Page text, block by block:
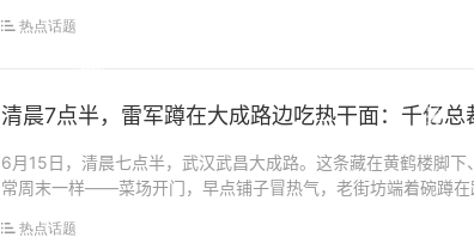
热点话题
清晨7点半，雷军蹲在大成路边吃热干面：千亿总
6月15日，清晨七点半，武汉武昌大成路。这条藏在黄鹤楼脚
常周末一样——菜场开门，早点铺子冒热气，老街坊端着碗蹲在
热点话题